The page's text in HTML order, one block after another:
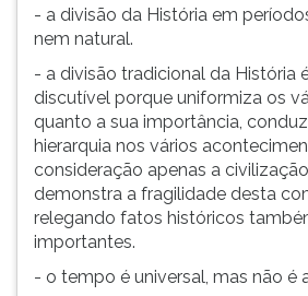
- a divisão da História em
nem natural.
- a divisão tradicional da História
discutível porque uniformiza os
quanto a sua importância,
hierarquia nos vários
consideração apenas a
demonstra a fragilidade desta
relegando fatos históricos
importantes.
- o tempo é universal, mas não é